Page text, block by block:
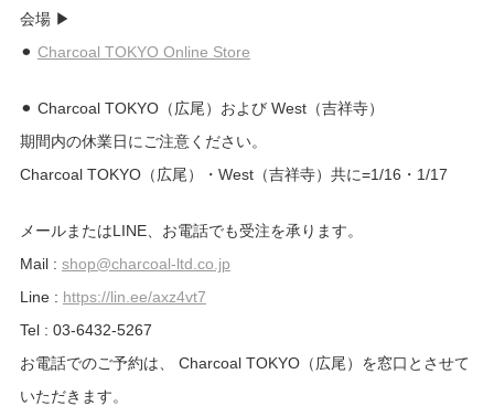
会場 ▶︎
⚫︎ Charcoal TOKYO Online Store
⚫︎ Charcoal TOKYO（広尾）および West（吉祥寺）
期間内の休業日にご注意ください。
Charcoal TOKYO（広尾）・West（吉祥寺）共に=1/16・1/17
メールまたはLINE、お電話でも受注を承ります。
Mail : shop@charcoal-ltd.co.jp
Line : https://lin.ee/axz4vt7
Tel : 03-6432-5267
お電話でのご予約は、 Charcoal TOKYO（広尾）を窓口とさせて
いただきます。